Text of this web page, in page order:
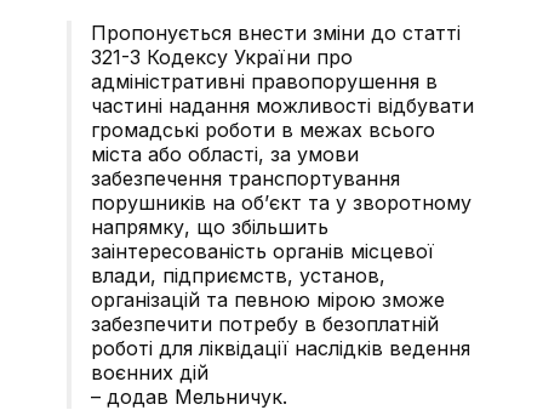
Пропонується внести зміни до статті
321-3 Кодексу України про
адміністративні правопорушення в
частині надання можливості відбувати
громадські роботи в межах всього
міста або області, за умови
забезпечення транспортування
порушників на обʼєкт та у зворотному
напрямку, що збільшить
заінтересованість органів місцевої
влади, підприємств, установ,
організацій та певною мірою зможе
забезпечити потребу в безоплатній
роботі для ліквідації наслідків ведення
воєнних дій
– додав Мельничук.